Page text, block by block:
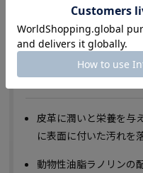
ー・ブライドルレザー(ロ
ッグ、手帳及び合成皮革製
皮革に潤いと栄養を与
に表面に付いた汚れを
動物性油脂ラノリンの